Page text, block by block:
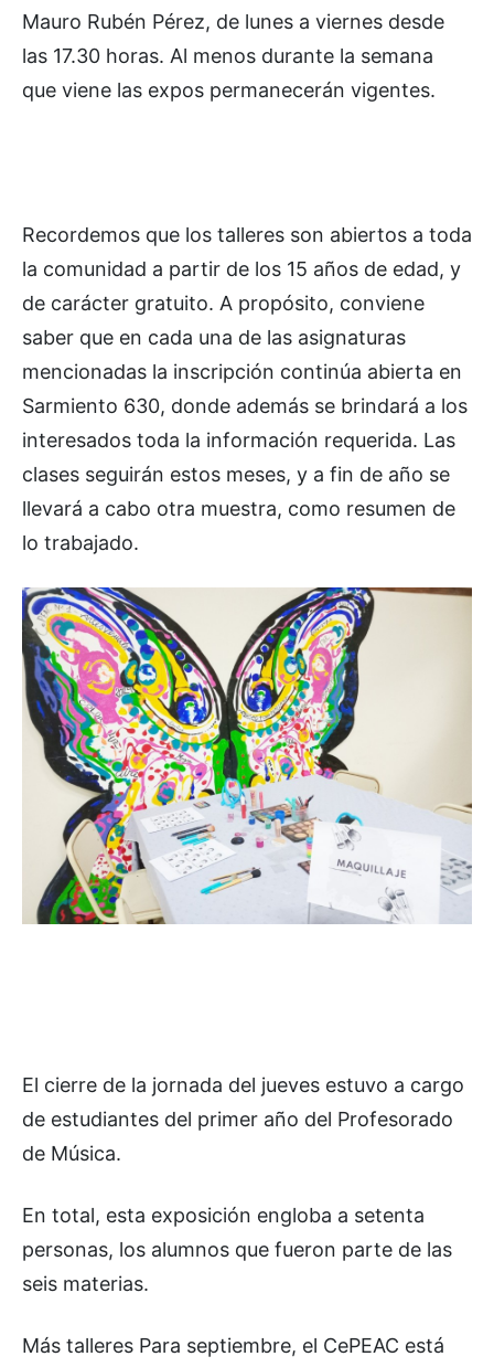
Mauro Rubén Pérez, de lunes a viernes desde
las 17.30 horas. Al menos durante la semana
que viene las expos permanecerán vigentes.
Recordemos que los talleres son abiertos a toda
la comunidad a partir de los 15 años de edad, y
de carácter gratuito. A propósito, conviene
saber que en cada una de las asignaturas
mencionadas la inscripción continúa abierta en
Sarmiento 630, donde además se brindará a los
interesados toda la información requerida. Las
clases seguirán estos meses, y a fin de año se
llevará a cabo otra muestra, como resumen de
lo trabajado.
El cierre de la jornada del jueves estuvo a cargo
de estudiantes del primer año del Profesorado
de Música.
En total, esta exposición engloba a setenta
personas, los alumnos que fueron parte de las
seis materias.
Más talleres Para septiembre, el CePEAC está